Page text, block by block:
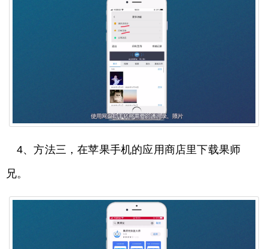
4、方法三，在苹果手机的应用商店里下载果师
兄。